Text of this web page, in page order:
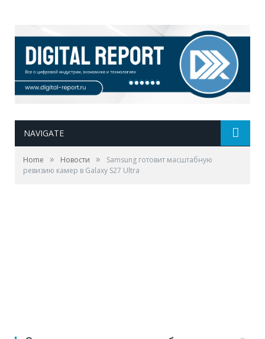
NAVIGATE
Home » Новости »
Samsung готовит масштабную
ревизию камер в Galaxy S27 Ultra